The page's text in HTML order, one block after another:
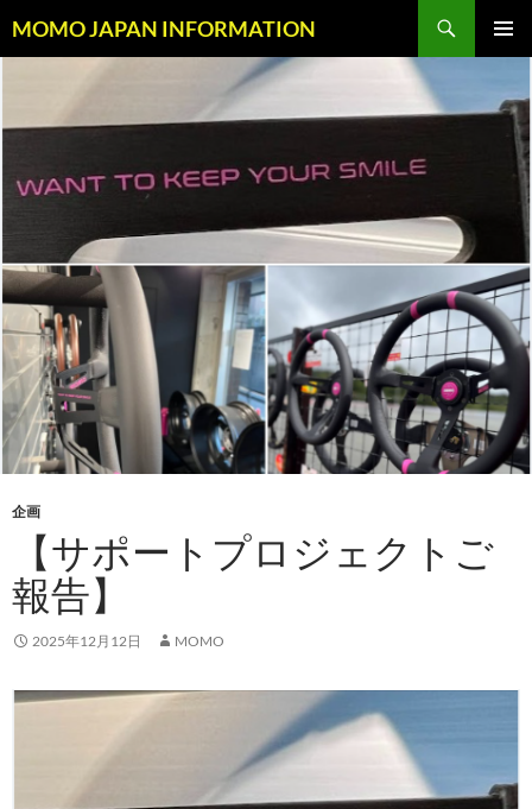
ン
ツ
ス
ッ
プ
MOMO JAPAN INFORMATION
索
企画
【サポートプロジェクトご
報告】
2025年12月12日 MOMO